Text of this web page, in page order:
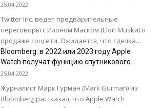
25.04.2022
Twitter Inc. ведет предварительные
переговоры с Илоном Маском (Elon Muskи) о
продаже соцсети. Ожидается, что сделка
может быть заключена уже на этой неделе.
Сумма...
Bloomberg: в 2022 или 2023 году Apple
Watch получат функцию спутникового
соединения
25.04.2022
Журналист Марк Гурман (Mark Gurman) из
Bloomberg рассказал, что Apple Watch